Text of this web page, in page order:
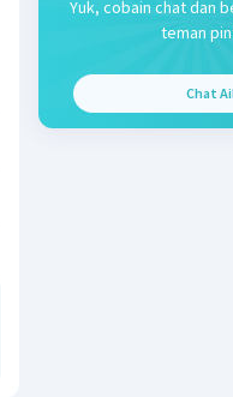
Yuk, cobain chat dan
teman
Chat